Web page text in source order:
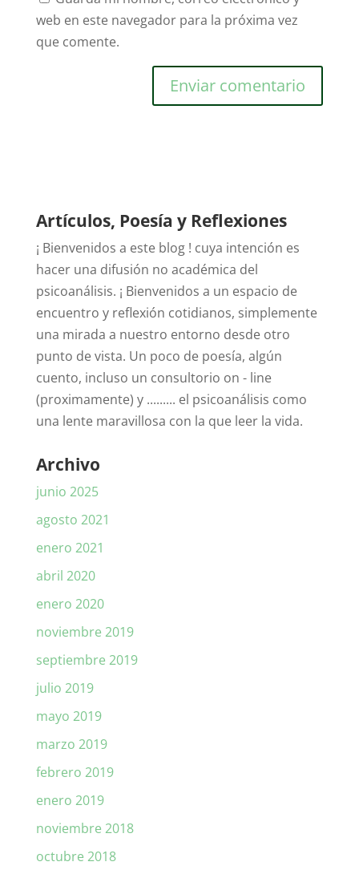
web en este navegador para la próxima vez
que comente.
Artículos, Poesía y Reflexiones
¡ Bienvenidos a este blog ! cuya intención es
hacer una difusión no académica del
psicoanálisis. ¡ Bienvenidos a un espacio de
encuentro y reflexión cotidianos, simplemente
una mirada a nuestro entorno desde otro
punto de vista. Un poco de poesía, algún
cuento, incluso un consultorio on - line
(proximamente) y ......... el psicoanálisis como
una lente maravillosa con la que leer la vida.
Archivo
junio 2025
agosto 2021
enero 2021
abril 2020
enero 2020
noviembre 2019
septiembre 2019
julio 2019
mayo 2019
marzo 2019
febrero 2019
enero 2019
noviembre 2018
octubre 2018